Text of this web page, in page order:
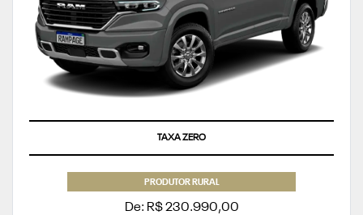
TAXA ZERO
PRODUTOR RURAL
De: R$ 230.990,00